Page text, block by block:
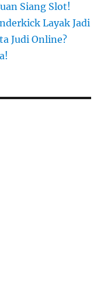
Siang Slot!
Layak Jadi
Judi Online?